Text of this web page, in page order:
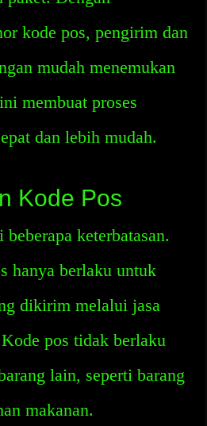
kode pos, pengirim dan
mudah menemukan
membuat proses
dan lebih mudah.
Kode Pos
keterbatasan.
hanya berlaku untuk
dikirim melalui jasa
pos tidak berlaku
lain, seperti barang
makanan.